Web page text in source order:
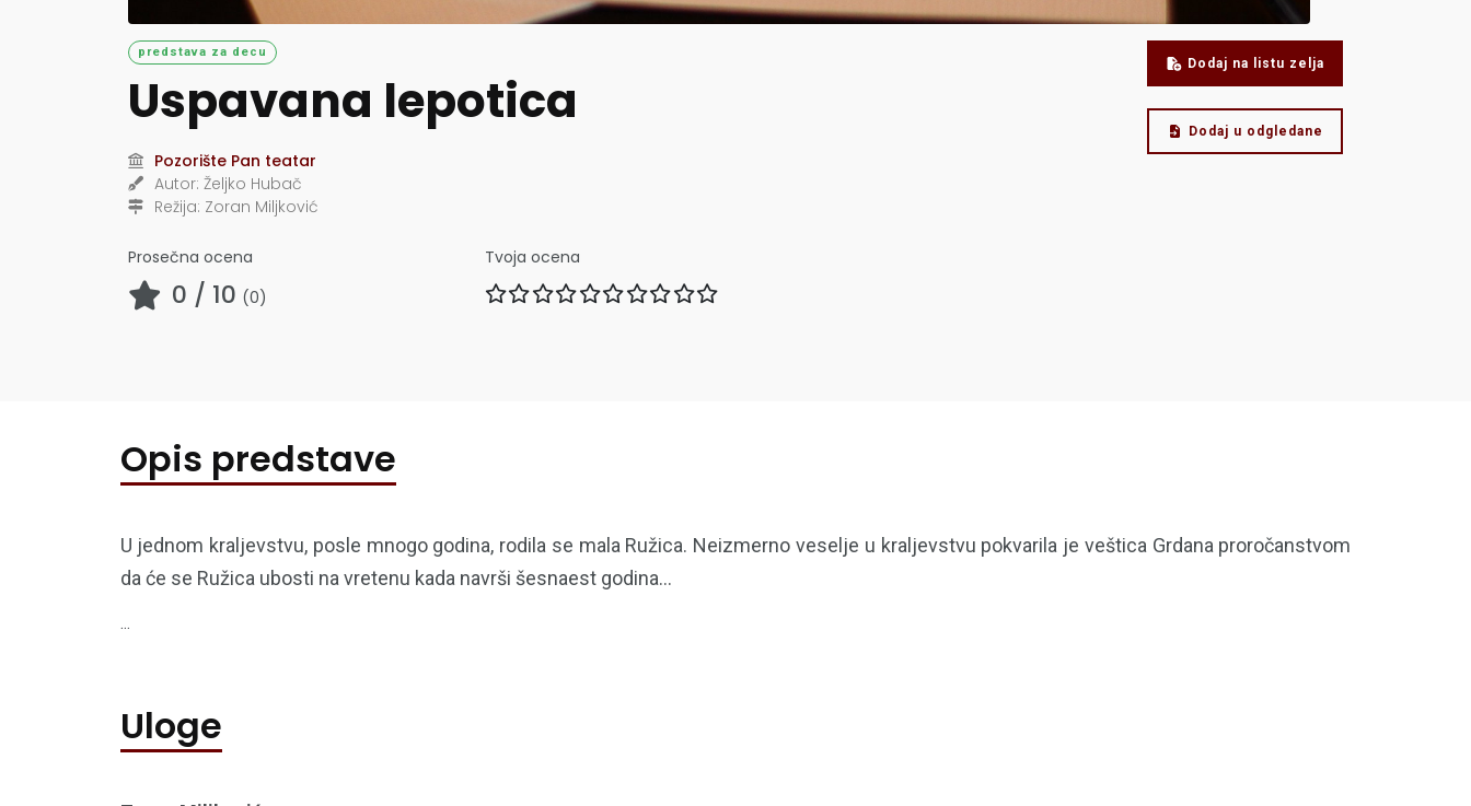
predstava za decu
Uspavana lepotica
Pozorište Pan teatar
Autor: Željko Hubač
Režija: Zoran Miljković
Prosečna ocena
0 / 10 (0)
Tvoja ocena
Dodaj na listu zelja
Dodaj u odgledane
Opis predstave
U jednom kraljevstvu, posle mnogo godina, rodila se mala Ružica. Neizmerno veselje u kraljevstvu pokvarila je veštica Grdana proročanstvom
da će se Ružica ubosti na vretenu kada navrši šesnaest godina...
...
Uloge